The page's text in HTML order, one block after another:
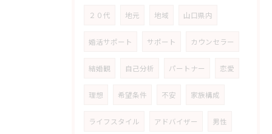
２０代 地元 地域 山口県内
婚活サポート サポート カウンセラー
結婚観 自己分析 パートナー 恋愛
理想 希望条件 不安 家族構成
ライフスタイル アドバイザー 男性